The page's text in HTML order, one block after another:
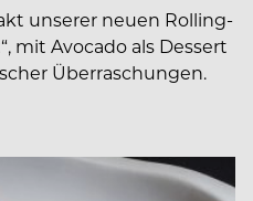
unserer neuen Rolling-
mit Avocado als Dessert
Überraschungen.